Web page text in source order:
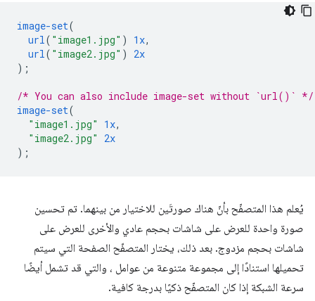
image-set(
url( "image1.jpg" ) 1x,
url( "image2.jpg" )
2x
);
/* You can also include image-set without `url()` */
image-set(
"image1.jpg"
1x,
"image2.jpg"
2x
);
يُعلم هذا المتصفّح بأنّ هناك صورتَين للاختيار من بينهما. تم تحسين
صورة واحدة للعرض على شاشات بحجم عادي والأخرى للعرض على
شاشات بحجم مزدوج. بعد ذلك، يختار المتصفّح الصفحة التي سيتم
تحميلها استنادًا إلى مجموعة متنوعة من عوامل ، والتي قد تشمل أيضًا
سرعة الشبكة إذا كان المتصفّح ذكيًا بدرجة كافية.